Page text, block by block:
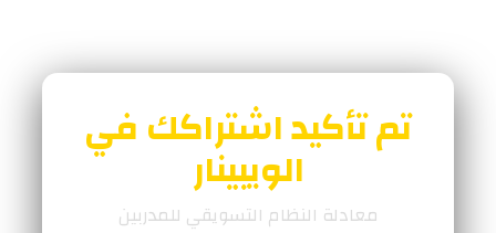
تم تأكيد اشتراكك في
الويبينار
معادلة النظام التسويقي للمدربين